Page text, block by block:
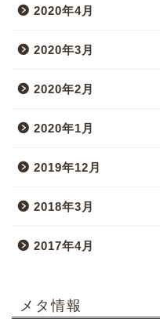
2020年4月
2020年3月
2020年2月
2020年1月
2019年12月
2018年3月
2017年4月
メタ情報